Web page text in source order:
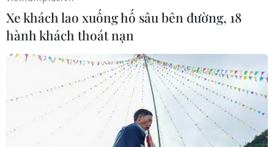
Xe khách lao xuống hố sâu bên đường, 18
hành khách thoát nạn